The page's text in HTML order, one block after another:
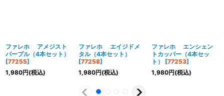
ファレホ アメジスト
パープル（4本セット）
[77255]
1,980円(税込)
ファレホ エイジドメ
タル（4本セット）
[77258]
1,980円(税込)
ファレホ エンシェン
トカッパー（4本セッ
ト）
[77253]
1,980円(税込)